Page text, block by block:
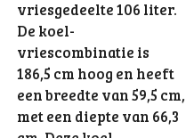
vriesgedeelte 106 liter.
De koel-
vriescombinatie is
186,5 cm hoog en heeft
een breedte van 59,5 cm,
met een diepte van 66,3